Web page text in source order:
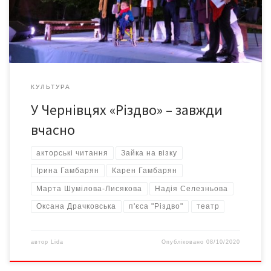
років Оксані стало відомо, що академічні театри вважають її
«короновану» п’єсу «занадто авангардною», а
експериментальні […]
КУЛЬТУРА
У Чернівцях «Різдво» – завжди
вчасно
акторські читання Зайка на візку
Ірина Гамбарян Карен Гамбарян
Марта Шумілова-Лисякова Надія Селезньова
Оксана Драчковська п'єса "Різдво" театр
автор Lida Опубліковано08/10/2020